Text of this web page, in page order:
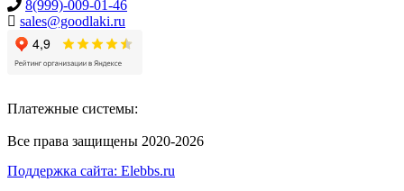
8(999)-009-01-46
sales@goodlaki.ru
Платежные системы:
Все права защищены 2020-2026
Поддержка сайта: Elebbs.ru